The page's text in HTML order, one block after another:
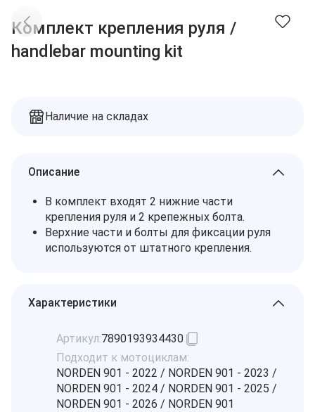
Доставка
Оплата
Контакты
Заказы
Избранное
Комплект крепления руля /
handlebar mounting kit
Наличие на складах
Описание
В комплект входят 2 нижние части
крепления руля и 2 крепежных болта.
Верхние части и болты для фиксации руля
используются от штатного крепления.
Характеристики
Артикул:7890193934430
Подходит к мотоциклам:
NORDEN 901 - 2022 / NORDEN 901 - 2023 /
NORDEN 901 - 2024 / NORDEN 901 - 2025 /
NORDEN 901 - 2026 / NORDEN 901